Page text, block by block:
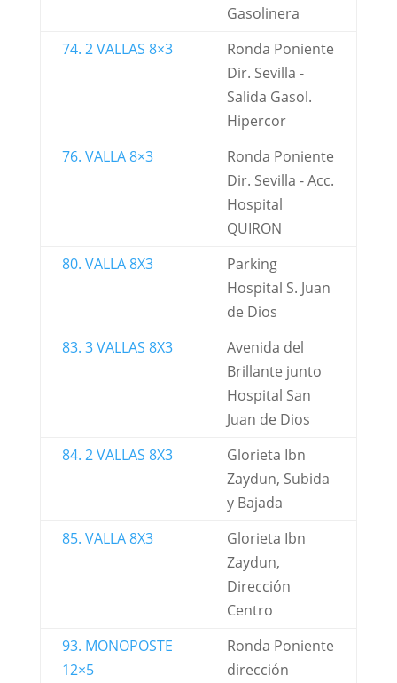
Gasolinera
74. 2 VALLAS 8×3
Ronda Poniente
Dir. Sevilla -
Salida Gasol.
Hipercor
76. VALLA 8×3
Ronda Poniente
Dir. Sevilla - Acc.
Hospital
QUIRON
80. VALLA 8X3
Parking
Hospital S. Juan
de Dios
83. 3 VALLAS 8X3
Avenida del
Brillante junto
Hospital San
Juan de Dios
84. 2 VALLAS 8X3
Glorieta Ibn
Zaydun, Subida
y Bajada
85. VALLA 8X3
Glorieta Ibn
Zaydun,
Dirección
Centro
93. MONOPOSTE
12×5
Ronda Poniente
dirección